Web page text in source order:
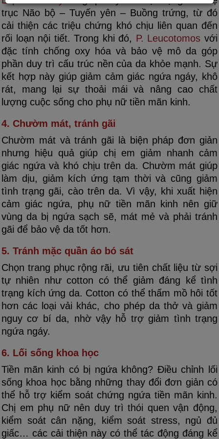
trục Não bộ – Tuyến yên – Buồng trứng, từ đó
cải thiện các triệu chứng khó chịu liên quan đến
rối loạn nội tiết. Trong khi đó, P. Leucotomos với
đặc tính chống oxy hóa và bảo vệ mô da góp
phần duy trì cấu trúc nền của da khỏe mạnh. Sự
kết hợp này giúp giảm cảm giác ngứa ngáy, khô
rát, mang lại sự thoải mái và nâng cao chất
lượng cuộc sống cho phụ nữ tiền mãn kinh.
4. Chườm mát, tránh gãi
Chườm mát và tránh gãi là biện pháp đơn giản
nhưng hiệu quả giúp chị em giảm nhanh cảm
giác ngứa và khó chịu trên da. Chườm mát giúp
làm dịu, giảm kích ứng tạm thời và cũng giảm
tình trạng gãi, cào trên da. Vì vậy, khi xuất hiện
cảm giác ngứa, phụ nữ tiền mãn kinh nên giữ
vùng da bị ngứa sạch sẽ, mát mẻ và phải tránh
gãi để bảo vệ da tốt hơn.
5. Tránh mặc quần áo bó sát
Chọn trang phục rộng rãi, ưu tiên chất liệu từ sợi
tự nhiên như cotton có thể giảm đáng kể tình
trạng kích ứng da. Cotton có thể thấm mồ hôi tốt
hơn các loại vải khác, cho phép da thở và giảm
nguy cơ bí da, nhờ vậy hỗ trợ giảm tình trạng
ngứa ngáy.
6. Lối sống khoa học
Tiền mãn kinh có bị ngứa không? Điều chỉnh lối
sống khoa học bằng những thay đổi đơn giản có
thể hỗ trợ kiểm soát chứng ngứa tiền mãn kinh.
Chị em phụ nữ nên duy trì thói quen vận động,
kiểm soát cân nặng, kiểm soát stress, ngủ đủ
giấc… các cải thiện này có thể tác động đáng kể